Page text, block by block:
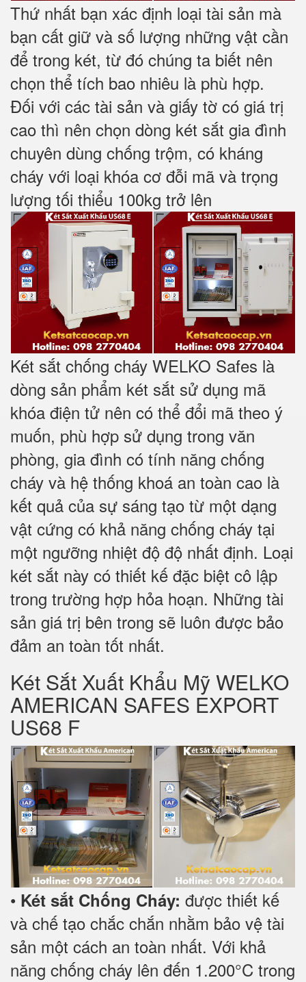
Thứ nhất bạn xác định loại tài sản mà
bạn cất giữ và số lượng những vật cần
để trong két, từ đó chúng ta biết nên
chọn thể tích bao nhiêu là phù hợp.
Đối với các tài sản và giấy tờ có giá trị
cao thì nên chọn dòng két sắt gia đình
chuyên dùng chống trộm, có kháng
cháy với loại khóa cơ đỗi mã và trọng
lượng tối thiểu 100kg trở lên
Két sắt chống cháy WELKO Safes là
dòng sản phẩm két sắt sử dụng mã
khóa điện tử nên có thể đổi mã theo ý
muốn, phù hợp sử dụng trong văn
phòng, gia đình có tính năng chống
cháy và hệ thống khoá an toàn cao là
kết quả của sự sáng tạo từ một dạng
vật cứng có khả năng chống cháy tại
một ngưỡng nhiệt độ độ nhất định. Loại
két sắt này có thiết kế đặc biệt cô lập
trong trường hợp hỏa hoạn. Những tài
sản giá trị bên trong sẽ luôn được bảo
đảm an toàn tốt nhất.
Két Sắt Xuất Khẩu Mỹ WELKO
AMERICAN SAFES EXPORT
US68 F
• Két sắt Chống Cháy: được thiết kế
và chế tạo chắc chắn nhằm bảo vệ tài
sản một cách an toàn nhất. Với khả
năng chống cháy lên đến 1.200°C trong